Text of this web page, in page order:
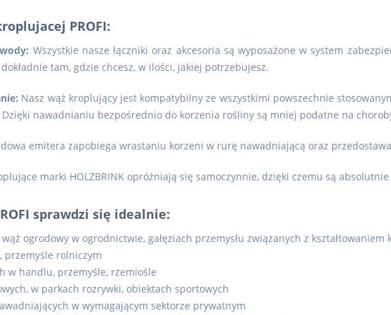
PROFI:
Wszystkie nasze łączniki oraz akcesoria są wyposażone w system
tam, gdzie chcesz, w ilości, jakiej potrzebujesz.
Nasz wąż kroplujący jest kompatybilny ze wszystkimi powszechnie
Dzięki nawadnianiu bezpośrednio do korzenia rośliny są mniej podatne na
emitera zapobiega wrastaniu korzeni w rurę nawadniającą oraz
marki HOLZBRINK opróżniają się samoczynnie, dzięki czemu są
sprawdzi się idealnie:
ogrodowy w ogrodnictwie, gałęziach przemysłu związanych z
przemyśle rolniczym
w handlu, przemyśle, rzemiośle
w parkach rozrywki, obiektach sportowych
w wymagającym sektorze prywatnym